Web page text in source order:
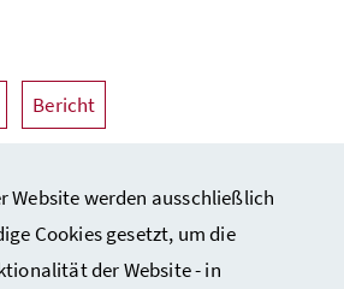
Website werden ausschließlich
Cookies gesetzt, um die
der Website - in
Bericht